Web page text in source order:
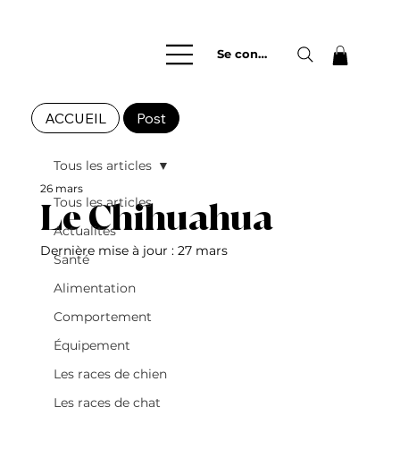
Se connecter
Tous les articles
Actualités
Santé
Alimentation
Comportement
Équipement
Les races de chien
Les races de chat
Tous les articles
Le Chihuahua
26 mars
Dernière mise à jour : 27 mars
ACCUEIL Post